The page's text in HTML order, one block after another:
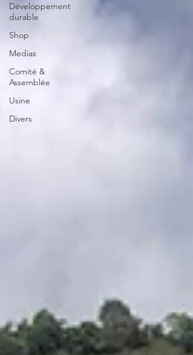
Développement
durable
Shop
Medias
Comité &
Assemblée
Usine
Divers